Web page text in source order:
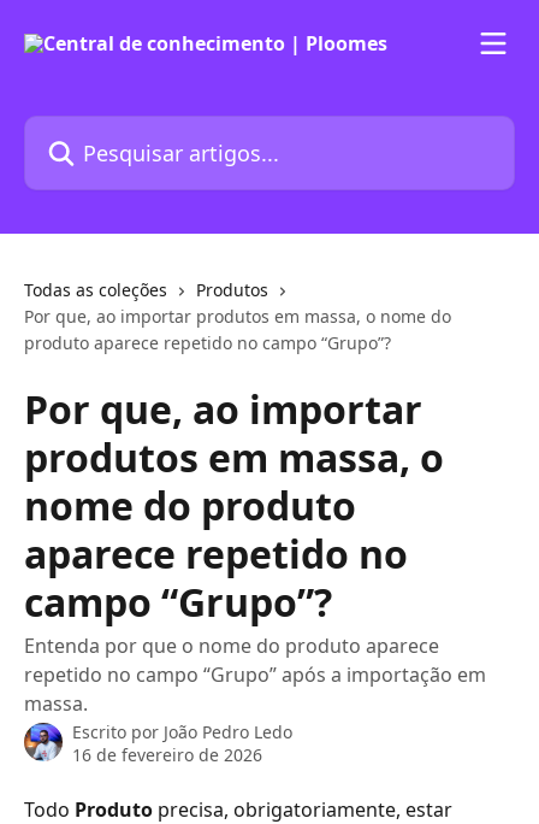
Pesquisar artigos...
Todas as coleções
Produtos
Por que, ao importar produtos em massa, o nome do
produto aparece repetido no campo “Grupo”?
Por que, ao importar
produtos em massa, o
nome do produto
aparece repetido no
campo “Grupo”?
Entenda por que o nome do produto aparece
repetido no campo “Grupo” após a importação em
massa.
Escrito por João Pedro Ledo
16 de fevereiro de 2026
Todo Produto precisa, obrigatoriamente, estar